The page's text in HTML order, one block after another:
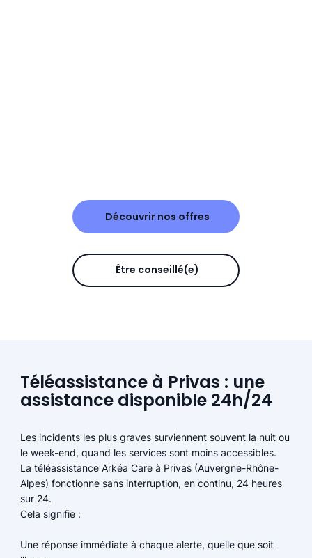
Découvrir nos offres
Être conseillé(e)
Téléassistance à Privas : une
assistance disponible 24h/24
Les incidents les plus graves surviennent souvent la nuit ou
le week-end, quand les services sont moins accessibles.
La téléassistance Arkéa Care à Privas (Auvergne-Rhône-
Alpes) fonctionne sans interruption, en continu, 24 heures
sur 24.
Cela signifie :
Une réponse immédiate à chaque alerte, quelle que soit